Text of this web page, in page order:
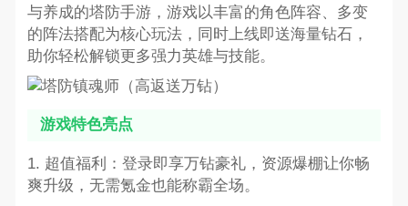
与养成的塔防手游，游戏以丰富的角色阵容、多变
的阵法搭配为核心玩法，同时上线即送海量钻石，
助你轻松解锁更多强力英雄与技能。
游戏特色亮点
1. 超值福利：登录即享万钻豪礼，资源爆棚让你畅
爽升级，无需氪金也能称霸全场。